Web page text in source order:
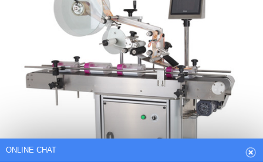
Hi,welcome to visit our website.